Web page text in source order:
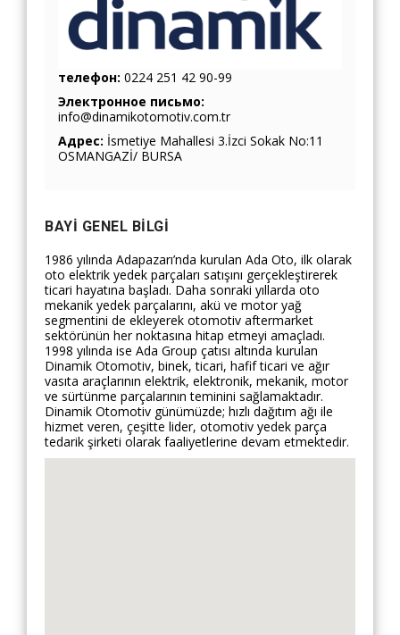
SAMSUN
TEKİRDAĞ
TRABZON
телефон: 0224 251 42 90-99
Электронное письмо:
info@dinamikotomotiv.com.tr
Адрес: İsmetiye Mahallesi 3.İzci Sokak No:11
OSMANGAZİ/ BURSA
BAYI GENEL BILGI
1986 yılında Adapazarı’nda kurulan Ada Oto, ilk olarak
oto elektrik yedek parçaları satışını gerçekleştirerek
ticari hayatına başladı. Daha sonraki yıllarda oto
mekanik yedek parçalarını, akü ve motor yağ
segmentini de ekleyerek otomotiv aftermarket
sektörünün her noktasına hitap etmeyi amaçladı.
1998 yılında ise Ada Group çatısı altında kurulan
Dinamik Otomotiv, binek, ticari, hafif ticari ve ağır
vasıta araçlarının elektrik, elektronik, mekanik, motor
ve sürtünme parçalarının teminini sağlamaktadır.
Dinamik Otomotiv günümüzde; hızlı dağıtım ağı ile
hizmet veren, çeşitte lider, otomotiv yedek parça
tedarik şirketi olarak faaliyetlerine devam etmektedir.